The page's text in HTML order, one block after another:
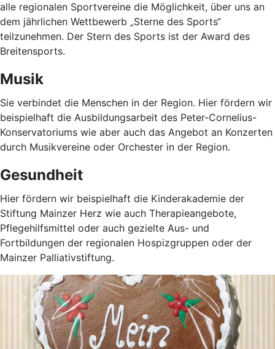
alle regionalen Sportvereine die Möglichkeit, über uns an
dem jährlichen Wettbewerb „Sterne des Sports“
teilzunehmen. Der Stern des Sports ist der Award des
Breitensports.
Musik
Sie verbindet die Menschen in der Region. Hier fördern wir
beispielhaft die Ausbildungsarbeit des Peter-Cornelius-
Konservatoriums wie aber auch das Angebot an Konzerten
durch Musikvereine oder Orchester in der Region.
Gesundheit
Hier fördern wir beispielhaft die Kinderakademie der
Stiftung Mainzer Herz wie auch Therapieangebote,
Pflegehilfsmittel oder auch gezielte Aus- und
Fortbildungen der regionalen Hospizgruppen oder der
Mainzer Palliativstiftung.